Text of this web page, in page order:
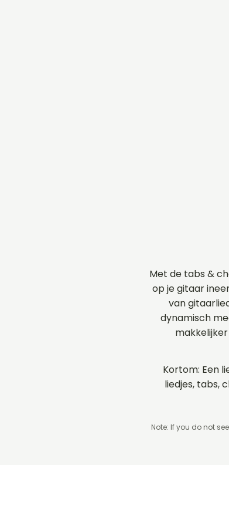
Met de tabs &
op je gitaar
van
dynamisch
Kortom: Een
liedjes, tabs,
Note: If you do not